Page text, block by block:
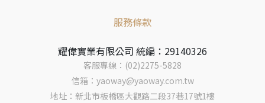
服務條款
耀偉實業有限公司 統編：29140326
客服專線：(02)2275-5828
信箱：yaoway@yaoway.com.tw
地址：新北市板橋區大觀路二段37巷17號1樓